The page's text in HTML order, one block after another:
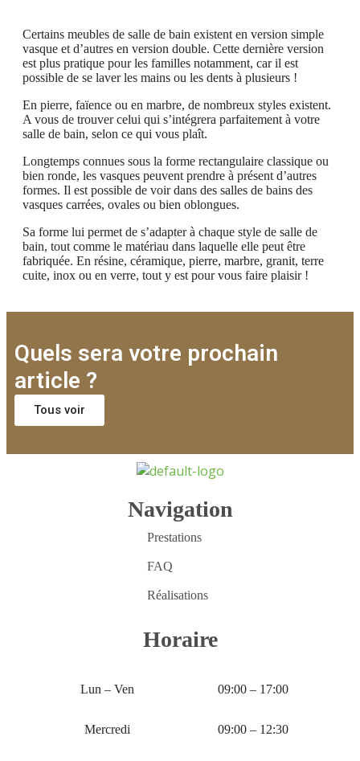
Certains meubles de salle de bain existent en version simple
vasque et d’autres en version double. Cette dernière version
est plus pratique pour les familles notamment, car il est
possible de se laver les mains ou les dents à plusieurs !
En pierre, faïence ou en marbre, de nombreux styles existent.
A vous de trouver celui qui s’intégrera parfaitement à votre
salle de bain, selon ce qui vous plaît.
Longtemps connues sous la forme rectangulaire classique ou
bien ronde, les vasques peuvent prendre à présent d’autres
formes. Il est possible de voir dans des salles de bains des
vasques carrées, ovales ou bien oblongues.
Sa forme lui permet de s’adapter à chaque style de salle de
bain, tout comme le matériau dans laquelle elle peut être
fabriquée. En résine, céramique, pierre, marbre, granit, terre
cuite, inox ou en verre, tout y est pour vous faire plaisir !
Quels sera votre prochain
article ?
Tous voir
Navigation
Prestations
FAQ
Réalisations
Horaire
Lun – Ven 09:00 – 17:00
Mercredi 09:00 – 12:30